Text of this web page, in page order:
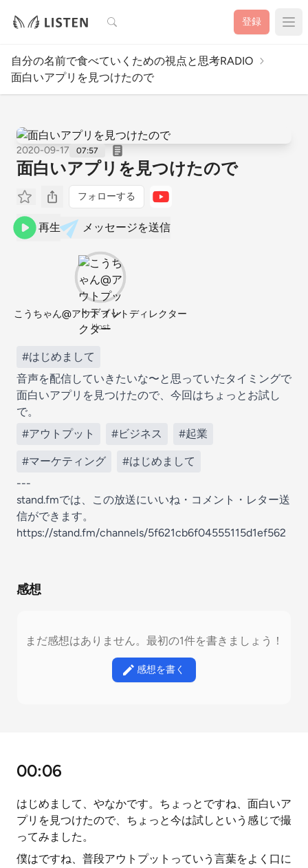
検索 登録
自分の名前で食べていくための視点と思考RADIO
面白いアプリを見つけたので
2020-09-17 07:57
面白いアプリを見つけたので
フォローする
再生 メッセージを送信
こうちゃん@アウトプットディレクター
Host
#はじめまして
音声を配信していきたいな〜と思っていたタイミングで
面白いアプリを見つけたので、今回はちょっとお試し
で。
#アウトプット
#ビジネス #起業
#マーケティング
#はじめまして
---
stand.fmでは、この放送にいいね・コメント・レター送
信ができます。
https://stand.fm/channels/5f621cb6f04555115d1ef562
感想
まだ感想はありません。最初の1件を書きましょう！
感想を書く
00:06
はじめまして、やなかです。ちょっとですね、面白いア
プリを見つけたので、ちょっと今は試しという感じで撮
ってみました。
僕はですね、普段アウトプットっていう言葉をよく口に